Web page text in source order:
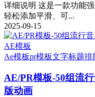
详细说明 这是一款功能
轻松添加平滑、可...
2025-09-15
AE模板
Ae模板pr模板文字标题排
AE/PR模板-50组流
版动画